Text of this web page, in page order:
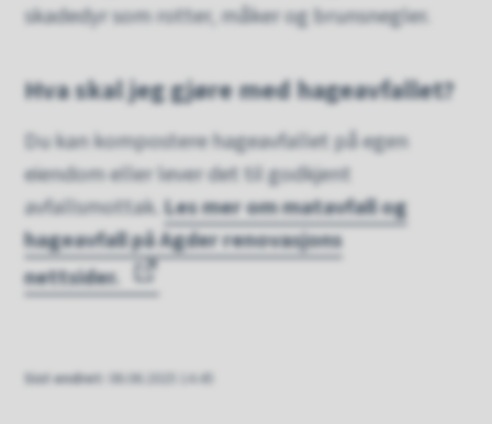
skadedyr som rotter, måker og brunsnegler.
Hva skal jeg gjøre med hageavfallet?
Du kan kompostere hageavfallet på egen
eiendom eller lever det til godkjent
avfallsmottak.Les mer om matavfall og
hageavfall på Agder renovasjons
nettsider.
Sist endret 06.06.2025 14.45